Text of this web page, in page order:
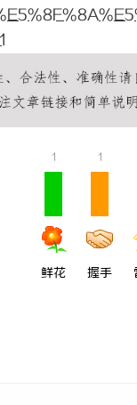
1
鲜花
1
握手